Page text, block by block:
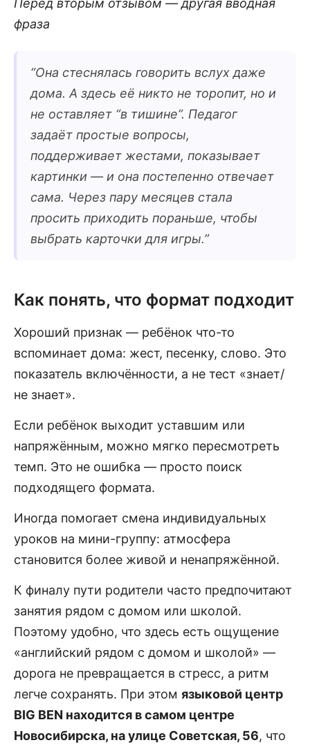
Перед вторым отзывом — другая вводная
фраза
“Она стеснялась говорить вслух даже
дома. А здесь её никто не торопит, но и
не оставляет “в тишине”. Педагог
задаёт простые вопросы,
поддерживает жестами, показывает
картинки — и она постепенно отвечает
сама. Через пару месяцев стала
просить приходить пораньше, чтобы
выбрать карточки для игры.”
Как понять, что формат подходит
Хороший признак — ребёнок что-то
вспоминает дома: жест, песенку, слово. Это
показатель включённости, а не тест «знает/
не знает».
Если ребёнок выходит уставшим или
напряжённым, можно мягко пересмотреть
темп. Это не ошибка — просто поиск
подходящего формата.
Иногда помогает смена индивидуальных
уроков на мини-группу: атмосфера
становится более живой и ненапряжённой.
К финалу пути родители часто предпочитают
занятия рядом с домом или школой.
Поэтому удобно, что здесь есть ощущение
«английский рядом с домом и школой» —
дорога не превращается в стресс, а ритм
легче сохранять. При этом языковой центр
BIG BEN находится в самом центре
Новосибирска, на улице Советская, 56, что